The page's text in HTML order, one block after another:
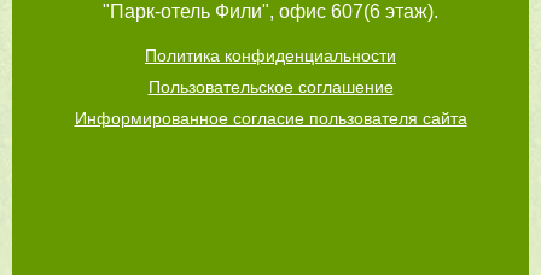
"Парк-отель Фили", офис 607(6 этаж).
Политика конфиденциальности
Пользовательское соглашение
Информированное согласие пользователя сайта